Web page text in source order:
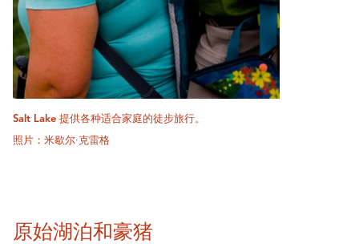
Salt Lake 提供各种适合家庭的徒步旅行。
照片：米歇尔·克雷格
原始湖泊和豪猪